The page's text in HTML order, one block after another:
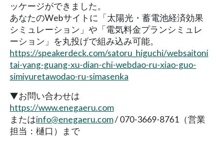
ッケージができました。
あなたのWebサイトに「太陽光・蓄電池経済効果
シミュレーション」や「電気料金プランシミュレ
ーション」を丸投げで組み込み可能。
https://speakerdeck.com/satoru_higuchi/websaitoni
tai-yang-guang-xu-dian-chi-webdao-ru-xiao-guo-
simiyuretawodao-ru-simasenka
▼お問い合わせは
https://www.enegaeru.com
またはinfo@enegaeru.com/ 070-3669-8761（営業
担当：樋口）まで